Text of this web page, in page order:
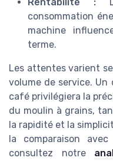
consommation
machine
terme.
Les attentes varient
volume de service. Un
café privilégiera la
du moulin à grains,
la rapidité et la
la comparaison avec
consultez notre